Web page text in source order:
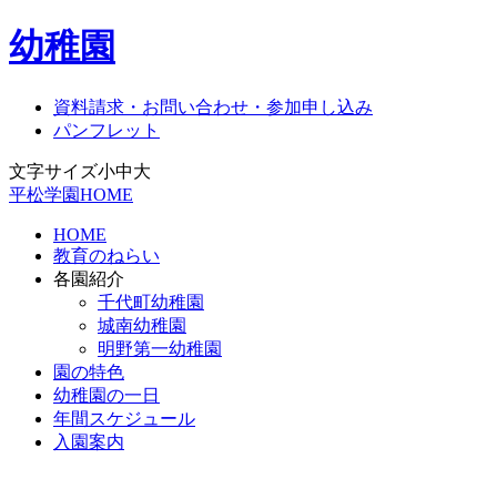
幼稚園
資料請求・お問い合わせ・参加申し込み
パンフレット
文字サイズ小中大
平松学園HOME
HOME
教育のねらい
各園紹介
千代町幼稚園
城南幼稚園
明野第一幼稚園
園の特色
幼稚園の一日
年間スケジュール
入園案内